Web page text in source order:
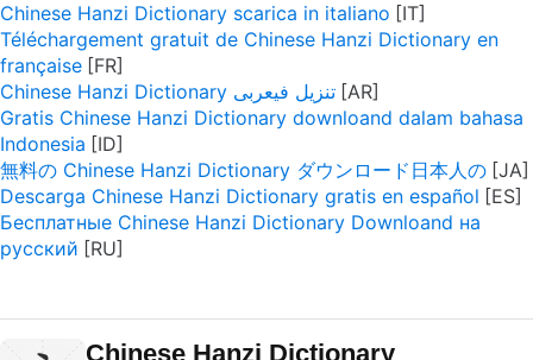
Chinese Hanzi Dictionary scarica in italiano
Téléchargement gratuit de Chinese Hanzi Dictionary en
française
Chinese Hanzi Dictionary تنزيل فيعربى
Gratis Chinese Hanzi Dictionary downloand dalam bahasa
Indonesia
無料の Chinese Hanzi Dictionary ダウンロード日本人の
Descarga Chinese Hanzi Dictionary gratis en español
Бесплатные Chinese Hanzi Dictionary Downloand на
русский
Chinese Hanzi Dictionary